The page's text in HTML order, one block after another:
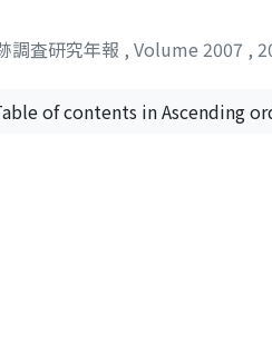
調査研究年報 , Volume 2007 ,
of contents in Ascending